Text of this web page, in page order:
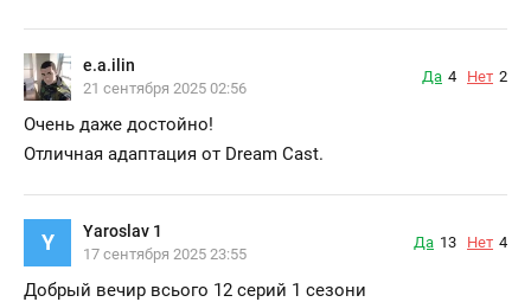
e.a.ilin
21 сентября 2025 02:56
Да 4 Нет 2
Очень даже достойно!
Отличная адаптация от Dream Cast.
Y Yaroslav 1
17 сентября 2025 23:55
Да 13 Нет 4
Добрый вечир всього 12 серий 1 сезони